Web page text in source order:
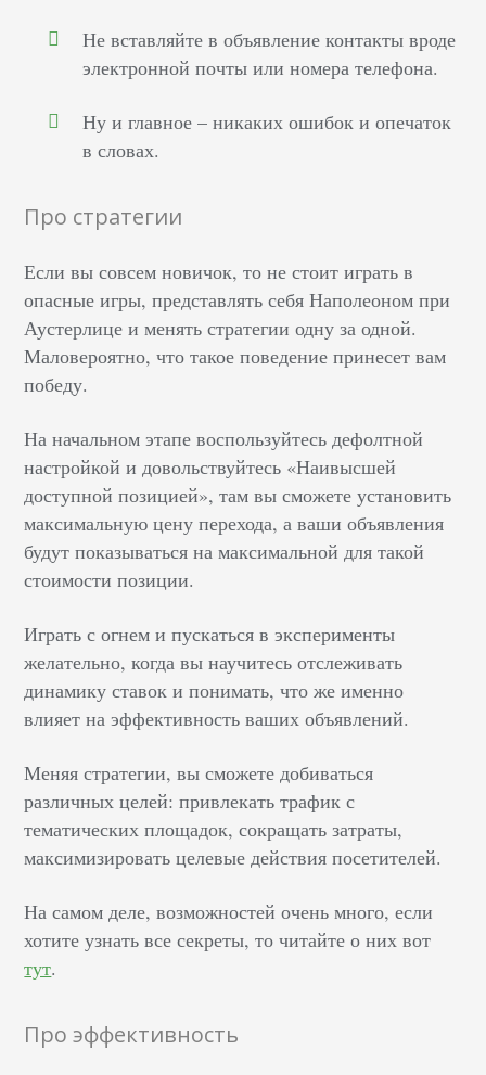
Не вставляйте в объявление контакты вроде
электронной почты или номера телефона.
Ну и главное – никаких ошибок и опечаток
в словах.
Про стратегии
Если вы совсем новичок, то не стоит играть в
опасные игры, представлять себя Наполеоном при
Аустерлице и менять стратегии одну за одной.
Маловероятно, что такое поведение принесет вам
победу.
На начальном этапе воспользуйтесь дефолтной
настройкой и довольствуйтесь «Наивысшей
доступной позицией», там вы сможете установить
максимальную цену перехода, а ваши объявления
будут показываться на максимальной для такой
стоимости позиции.
Играть с огнем и пускаться в эксперименты
желательно, когда вы научитесь отслеживать
динамику ставок и понимать, что же именно
влияет на эффективность ваших объявлений.
Меняя стратегии, вы сможете добиваться
различных целей: привлекать трафик с
тематических площадок, сокращать затраты,
максимизировать целевые действия посетителей.
На самом деле, возможностей очень много, если
хотите узнать все секреты, то читайте о них вот
тут.
Про эффективность